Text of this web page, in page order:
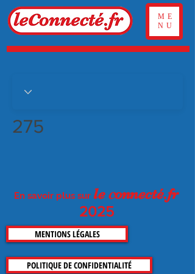
ME
NU
275
En savoir plus sur leconnecté.fr
2025
MENTIONS LÉGALES
POLITIQUE DE CONFIDENTIALITÉ